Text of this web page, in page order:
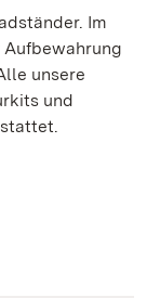
Im
Aufbewahrung
unsere
und